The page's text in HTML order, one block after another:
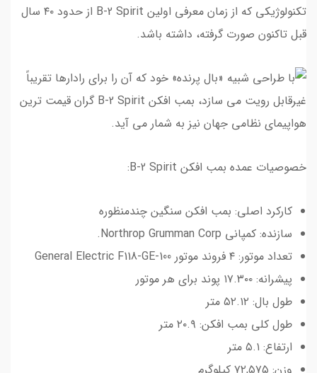
تکنولوژیکی که از زمان معرفی اولین B-2 Spirit از حدود ۴۰ سال
قبل تاکنون صورت گرفته، داشته باشد.
خصوصیات عمده بمب افکن B-2 Spirit:
کارکرد اصلی: بمب افکن سنگین چندمنظوره
سازنده: کمپانی Northrop Grumman Corp.
تعداد موتور: ۴ فروند موتور General Electric F118-GE-100
پیشرانه: ۱۷.۳۰۰ پوند برای هر موتور
طول بال: ۵۲.۱۲ متر
طول کلی بمب افکن: ۲۰.۹ متر
ارتفاع: ۵.۱ متر